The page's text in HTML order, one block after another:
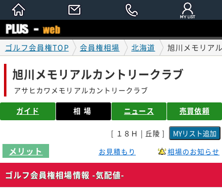
ゴルフ会員権TOP 会員権相場 北海道 旭川メモリア
旭川メモリアルカントリークラブ
アサヒカワメモリアルカントリークラブ
ガイド 相場 ニュース 売買依頼
[ １８Ｈ | 丘陵 ]
メリット お見積もり 相場のお知らせ
ゴルフ会員権相場情報 -気配値-